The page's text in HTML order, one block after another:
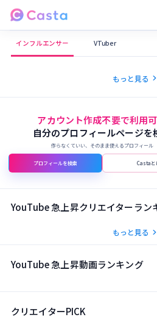
Castaメディア
インフルエンサー VTuber
もっと見る chevron_right
アカウント作成不要で利用
自分のプロフィールページを
作らなくていい、そのまま使えるプロフィール
プロフィールを検索 Castaと
YouTube 急上昇クリエイターラン
もっと見る chevron_right
YouTube 急上昇動画ランキング
クリエイターPICK